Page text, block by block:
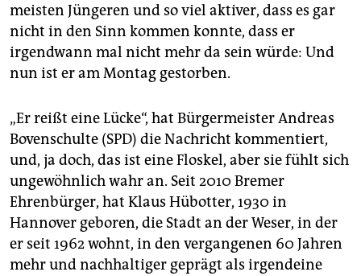
meisten Jüngeren und so viel aktiver, dass es gar
nicht in den Sinn kommen konnte, dass er
irgendwann mal nicht mehr da sein würde: Und
nun ist er am Montag gestorben.
„Er reißt eine Lücke“, hat Bürgermeister Andreas
Bovenschulte (SPD) die Nachricht kommentiert,
und, ja doch, das ist eine Floskel, aber sie fühlt sich
ungewöhnlich wahr an. Seit 2010 Bremer
Ehrenbürger, hat Klaus Hübotter, 1930 in
Hannover geboren, die Stadt an der Weser, in der
er seit 1962 wohnt, in den vergangenen 60 Jahren
mehr und nachhaltiger geprägt als irgendeine